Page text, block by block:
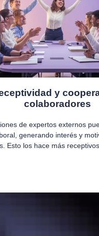
y
colaboradores
de expertos externos
generando interés y
Esto los hace más